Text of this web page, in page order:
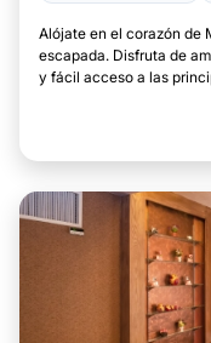
Alójate en el corazón de
escapada. Disfruta de
y fácil acceso a las